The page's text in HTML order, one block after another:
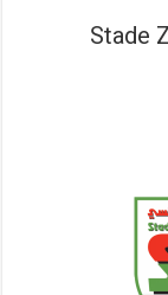
Stade